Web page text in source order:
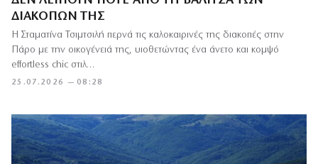
ΔΙΑΚΟΠΏΝ ΤΗΣ
25.07.2026 — 08:28
Η Σταματίνα Τσιμτσιλή περνά τις καλοκαιρινές της διακοπές στην
Πάρο με την οικογένειά της, υιοθετώντας ένα άνετο και κομψό
effortless chic στιλ…